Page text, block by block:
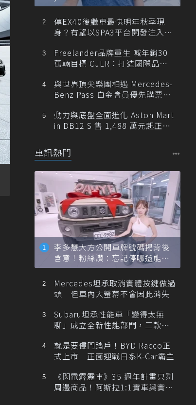
自動駕駛
傳EX40後繼車最快明年秋季現
身？有望以SPA3平台開發注入80
Freelander品牌重生 喊年銷30
萬輛目標 CJLR：打造國際品牌
與世界頂尖樂團相遇 Mercedes-
Benz Pass 白金會員優先購票維
動力與底盤全面進化 Aston Mart
in DB12 S 售 1,488 萬元起正式
車訊熱門
李多慧大方公開車牌號碼揭背後
含意！粉絲讚：忘記停哪還能幫
忙找車
Mercedes坦承取消實體按鍵做過
頭 但車內大螢幕不會因此消失
Subaru坦承性能車「變得太無
聊」成立全新性能部門，三款手
就是要侵門踏戶！BYD Racco正
式上市 正面迎戰日系K-Car霸主
《閃電霹靂車》35 週年計畫只剩
周邊商品！阿斯拉1:1實車與實體